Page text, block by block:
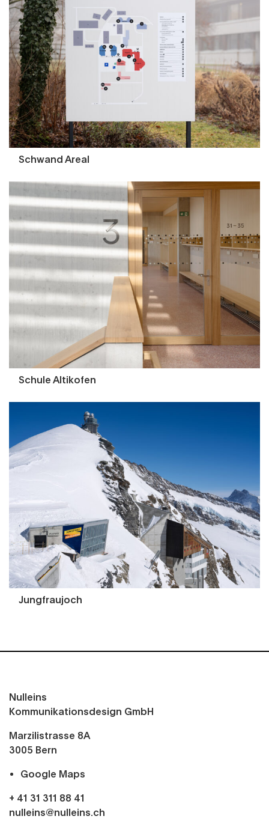
Schwand Areal
Schule Altikofen
Jungfraujoch
Nulleins
Kommunikationsdesign GmbH
Marzilistrasse 8A
3005 Bern
Google Maps
+ 41 31 311 88 41
nulleins@nulleins.ch